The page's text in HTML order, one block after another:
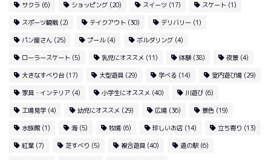
サクラ (6) ショッピング (20) スイーツ (17) スケート (1)
スポーツ観戦(2) テイクアウト (30) デリバリー (1)
パン屋さん (25) プール(4) ボルダリング (4)
ローラースケート (5) 乳児にオススメ (11) 体験 (38) 夜景 (4)
大きなすべり台 (17) 大型遊具 (29) 学べる (14) 室内遊び場 (29)
家具・インテリア (4) 小学生にオススメ (40) 川遊び (6)
工場見学 (4) 幼児にオススメ (29) 広場 (36) 景色 (19)
水族館(1) 海 (5) 牧場 (6) 珍しいお店 (14) 立ち寄り (13)
紅葉 (7) 芝すべり (5) 複合遊具 (40) 道の駅 (6)